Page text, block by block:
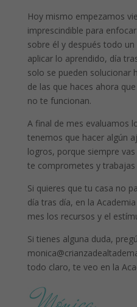
Hoy mismo empezamos
imprescindible para
sobre él y después todo
aplicar lo aprendido, día
solo se pueden solucionar
de las que haces ahora
no te funcionan.
A final de mes evaluamos
tenemos que hacer algún
logros, porque siempre
te comprometes y trabajas
Si quieres que tu casa no
día tras día, en la
mes los recursos y el
Si tienes alguna duda,
todo claro, te veo en la